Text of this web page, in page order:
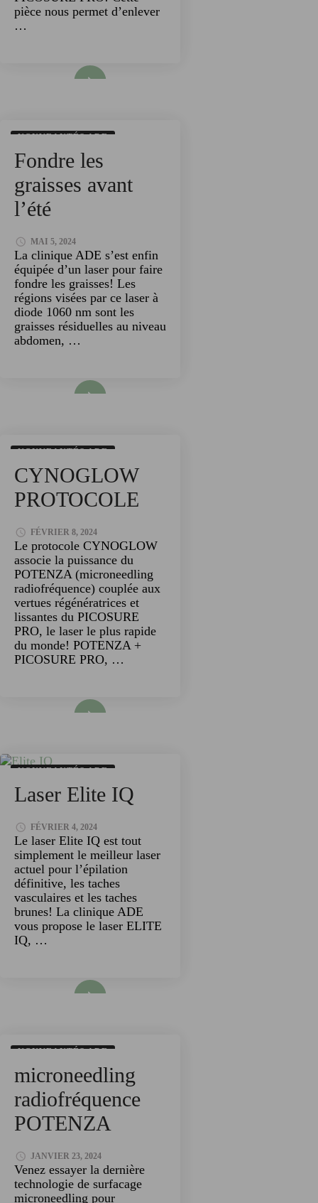
pièce nous permet d’enlever
…
NOUVEAUTÉS ADE
TECHNOLOGIES
Fondre les
graisses avant
l’été
MAI 5, 2024
La clinique ADE s’est enfin
équipée d’un laser pour faire
fondre les graisses! Les
régions visées par ce laser à
diode 1060 nm sont les
graisses résiduelles au niveau
abdomen, …
NOUVEAUTÉS ADE
TECHNOLOGIES
CYNOGLOW
PROTOCOLE
FÉVRIER 8, 2024
Le protocole CYNOGLOW
associe la puissance du
POTENZA (microneedling
radiofréquence) couplée aux
vertues régénératrices et
lissantes du PICOSURE
PRO, le laser le plus rapide
du monde! POTENZA +
PICOSURE PRO, …
NOUVEAUTÉS ADE
TECHNOLOGIES
Laser Elite IQ
FÉVRIER 4, 2024
Le laser Elite IQ est tout
simplement le meilleur laser
actuel pour l’épilation
définitive, les taches
vasculaires et les taches
brunes! La clinique ADE
vous propose le laser ELITE
IQ, …
NOUVEAUTÉS ADE
TECHNOLOGIES
microneedling
radiofréquence
POTENZA
JANVIER 23, 2024
Venez essayer la dernière
technologie de surfacage
microneedling pour